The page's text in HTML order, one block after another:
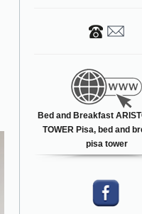
Bed and Breakfast
TOWER Pisa, bed and
pisa tower